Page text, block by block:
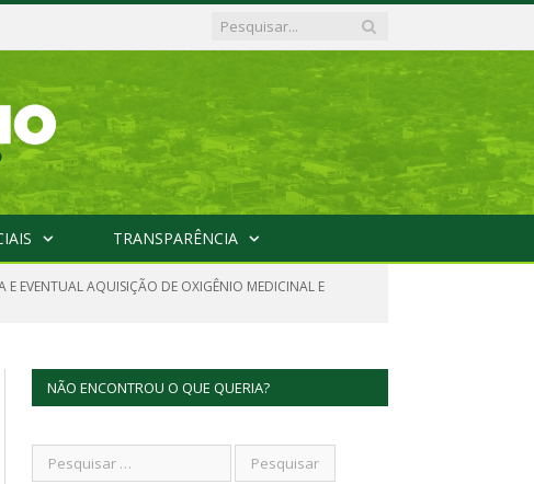
TRANSPARÊNCIA
E EVENTUAL AQUISIÇÃO DE OXIGÊNIO MEDICINAL E
NÃO ENCONTROU O QUE QUERIA?